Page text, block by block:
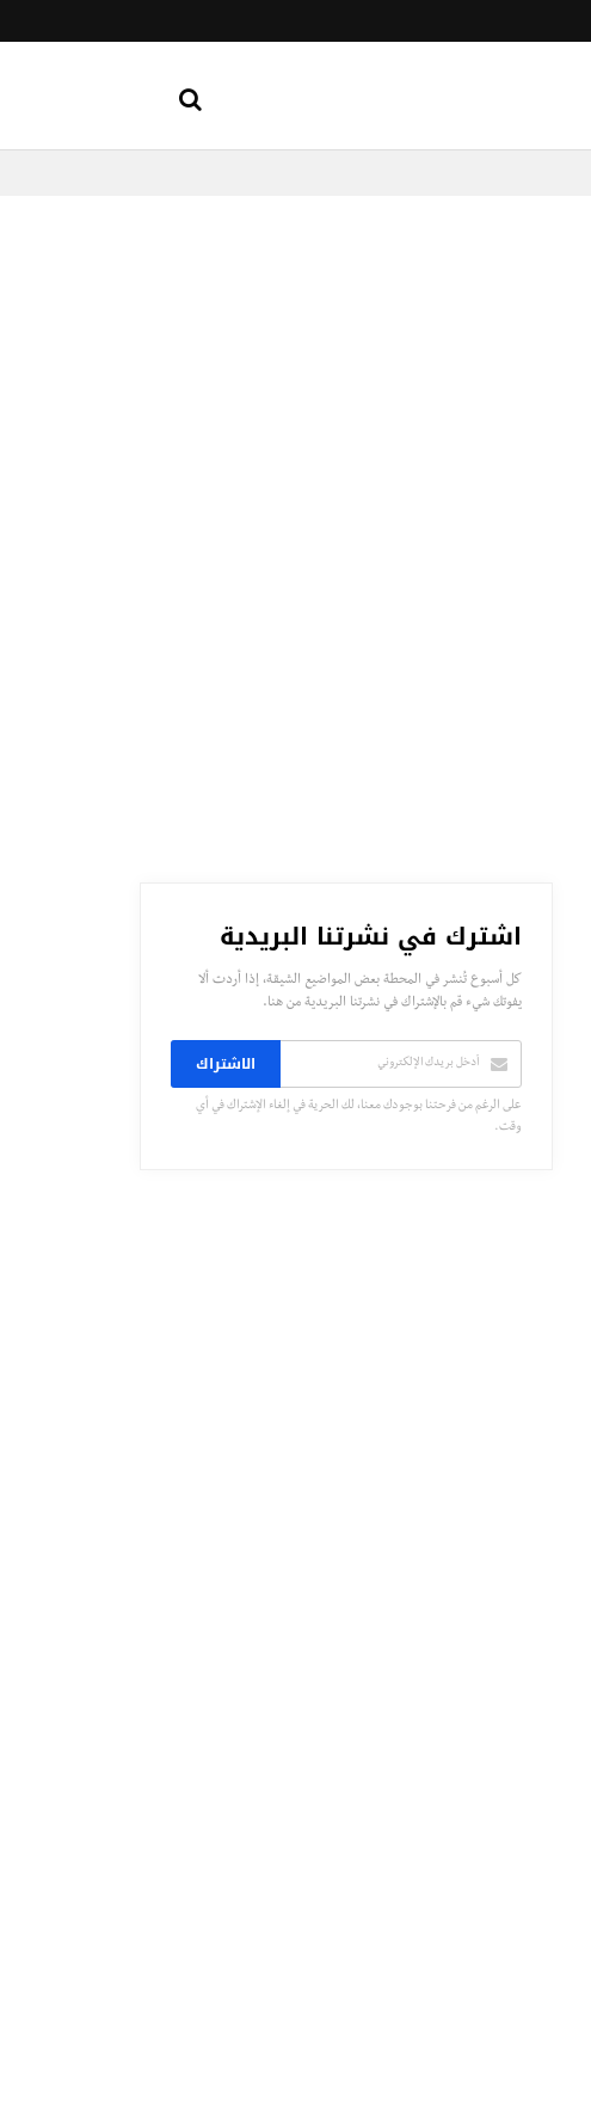
اشترك في نشرتنا البريدية
كل أسبوع تُنشر في المحطة بعض المواضيع الشيقة، إذا أردت ألا
يفوتك شيء قم بالإشتراك في نشرتنا البريدية من هنا.
الاشتراك
على الرغم من فرحتنا بوجودك معنا، لك الحرية في إلغاء الإشتراك في أي
وقت.